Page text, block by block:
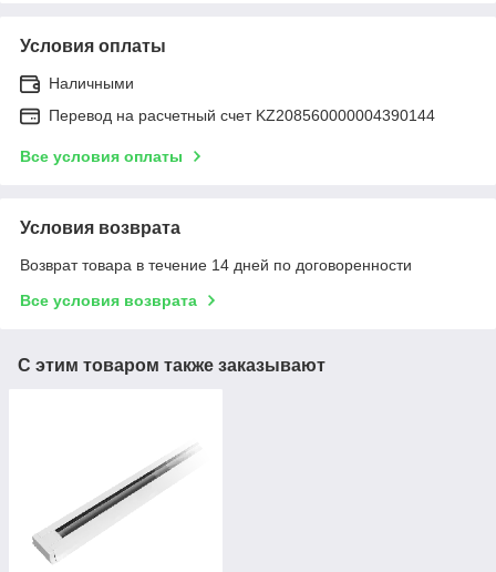
Условия оплаты
Наличными
Перевод на расчетный счет KZ208560000004390144
Все условия оплаты
Условия возврата
Возврат товара в течение 14 дней по договоренности
Все условия возврата
С этим товаром также заказывают